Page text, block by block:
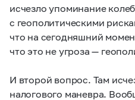
исчезло упоминание
с геополитическими
что на сегодняшний
что это не угроза —
И второй вопрос. Там
налогового маневра.